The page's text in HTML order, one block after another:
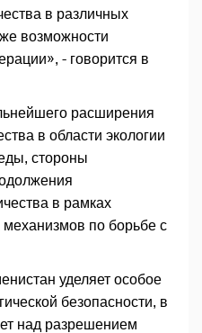
в различных
возможности
- говорится в
расширения
в области экологии
стороны
в рамках
по борьбе с
уделяет особое
безопасности, в
над разрешением